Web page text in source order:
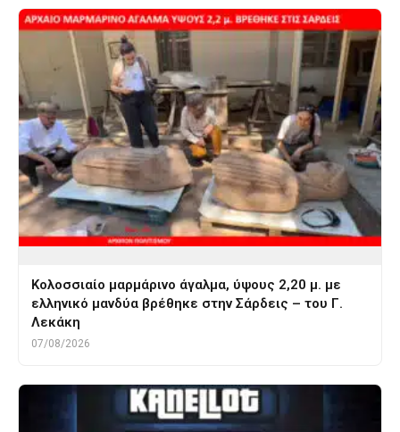
Κολοσσιαίο μαρμάρινο άγαλμα, ύψους 2,20 μ. με
ελληνικό μανδύα βρέθηκε στην Σάρδεις – του Γ.
Λεκάκη
07/08/2026